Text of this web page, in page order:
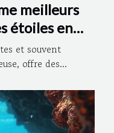
meilleurs
étoiles en
et souvent
offre des...